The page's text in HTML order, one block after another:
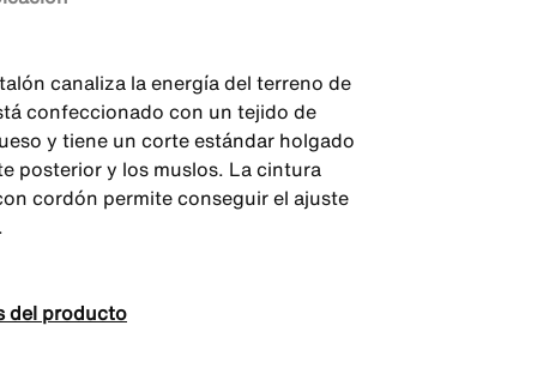
canaliza la energía del terreno de
confeccionado con un tejido de
y tiene un corte estándar holgado
posterior y los muslos. La cintura
cordón permite conseguir el ajuste
del producto